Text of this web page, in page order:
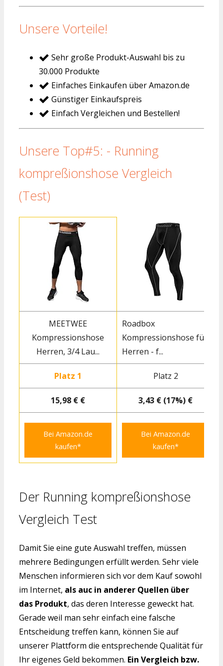
Unsere Vorteile!
Sehr große Produkt-Auswahl bis zu
30.000 Produkte
Einfaches Einkaufen über Amazon.de
Günstiger Einkaufspreis
Einfach Vergleichen und Bestellen!
Unsere Top#5: - Running
kompreßionshose Vergleich
(Test)
MEETWEE
Kompressionshose
Herren, 3/4 Lau...
Roadbox
Kompressionshose für
Herren - f...
Platz 1 Platz 2
15,98 € € 3,43 € (17%) €
Bei Amazon.de
kaufen*
Bei Amazon.de
kaufen*
Der Running kompreßionshose
Vergleich Test
Damit Sie eine gute Auswahl treffen, müssen
mehrere Bedingungen erfüllt werden. Sehr viele
Menschen informieren sich vor dem Kauf sowohl
im Internet, als auc in anderer Quellen über
das Produkt, das deren Interesse geweckt hat.
Gerade weil man sehr einfach eine falsche
Entscheidung treffen kann, können Sie auf
unserer Plattform die entsprechende Qualität für
Ihr eigenes Geld bekommen. Ein Vergleich bzw.